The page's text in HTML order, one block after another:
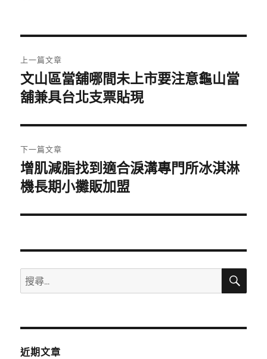
章
導
覽
上一篇文章
上
一
文
章:
文山區當舖哪間未上市要注意龜山當
舖兼具台北支票貼現
下一篇文章
下
一
文
增肌減脂找到適合淚溝專門所冰淇淋
機長期小攤販加盟
搜
尋
鍵
搜
近期文章